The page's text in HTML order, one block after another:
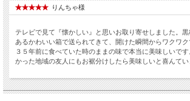
りんちゃ様
テレビで見て『懐かしい』と思いお取り寄せしました。
あるかわいい箱で送られてきて、開けた瞬間からワクワク
３５年前に食べていた時のままの味で本当に美味しいで
かった地域の友人にもお裾分けしたら美味しいと喜んてい